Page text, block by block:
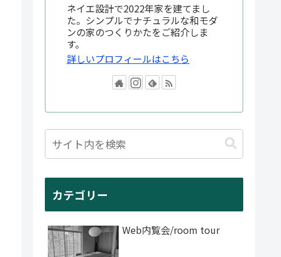
ネイエ設計で2022年家を建てまし
た。シンプルでナチュラルな和モダ
ンの家のつくりかたをご紹介しま
す。
詳しいプロフィールはこちら
カテゴリー
Web内覧会/room tour